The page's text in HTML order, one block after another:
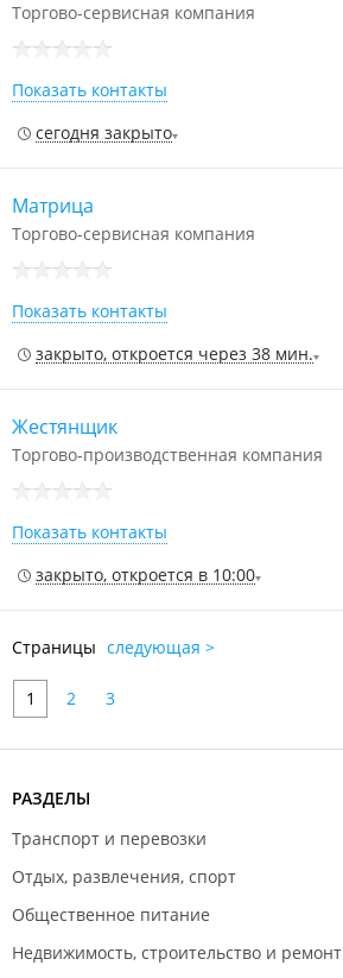
Торгово-сервисная компания
Показать контакты
сегодня закрыто
Матрица
Торгово-сервисная компания
Показать контакты
закрыто, откроется через 38 мин.
Жестянщик
Торгово-производственная компания
Показать контакты
закрыто, откроется в 10:00
Страницы следующая >
1 2 3
РАЗДЕЛЫ
Транспорт и перевозки
Отдых, развлечения, спорт
Общественное питание
Недвижимость, строительство и ремонт